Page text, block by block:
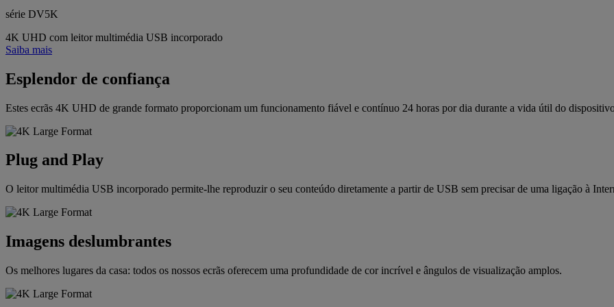
série DV5K
4K UHD com leitor multimédia USB incorporado
Saiba mais
Esplendor de confiança
Estes ecrãs 4K UHD de grande formato proporcionam um funcionamento fiável e contínuo 24 horas por dia durante a vida útil do
Plug and Play
O leitor multimédia USB incorporado permite-lhe reproduzir o seu conteúdo diretamente a partir de USB sem precisar de uma ligação à
Imagens deslumbrantes
Os melhores lugares da casa: todos os nossos ecrãs oferecem uma profundidade de cor incrível e ângulos de visualização amplos.